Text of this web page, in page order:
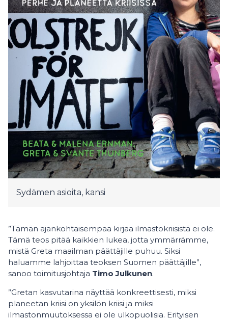
Sydämen asioita, kansi
”Tämän ajankohtaisempaa kirjaa ilmastokriisistä ei ole.
Tämä teos pitää kaikkien lukea, jotta ymmärrämme,
mistä Greta maailman päättäjille puhuu. Siksi
haluamme lahjoittaa teoksen Suomen päättäjille”,
sanoo toimitusjohtaja Timo Julkunen.
”Gretan kasvutarina näyttää konkreettisesti, miksi
planeetan kriisi on yksilön kriisi ja miksi
ilmastonmuutoksessa ei ole ulkopuolisia. Erityisen